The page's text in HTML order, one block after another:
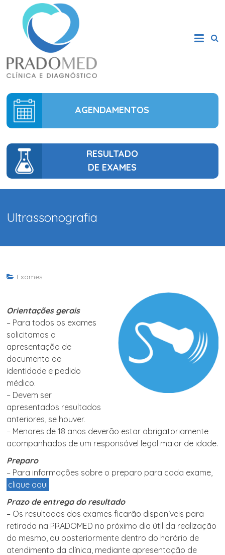
AGENDAMENTOS
RESULTADO
DE EXAMES
Ultrassonografia
Exames
Orientações gerais
– Para todos os exames
solicitamos a
apresentação de
documento de
identidade e pedido
médico.
– Devem ser
apresentados resultados
anteriores, se houver.
– Menores de 18 anos deverão estar obrigatoriamente
acompanhados de um responsável legal maior de idade.
Preparo
– Para informações sobre o preparo para cada exame,
clique aqui
Prazo de entrega do resultado
– Os resultados dos exames ficarão disponíveis para
retirada na PRADOMED no próximo dia útil da realização
do mesmo, ou posteriormente dentro do horário de
atendimento da clínica, mediante apresentação de